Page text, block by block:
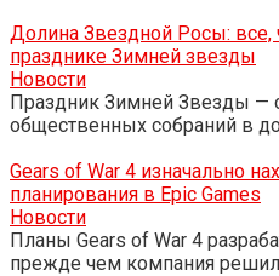
Долина Звездной Росы: все,
празднике Зимней звезды
Новости
Праздник Зимней Звезды —
общественных собраний в
Gears of War 4 изначально
планирования в Epic Games
Новости
Планы Gears of War 4
прежде чем компания